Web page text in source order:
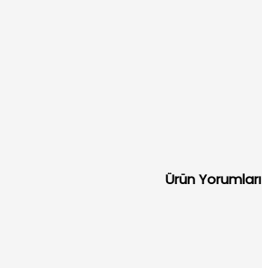
Ürün Yorumları